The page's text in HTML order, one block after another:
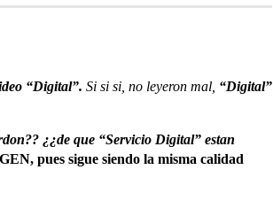
“Digital”. Si si si, no leyeron mal, “Digital”
¿¿de que “Servicio Digital” estan
pues sigue siendo la misma calidad